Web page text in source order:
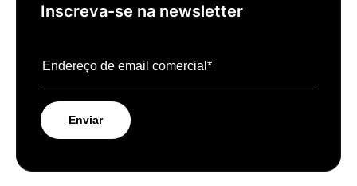
Inscreva-se na newsletter